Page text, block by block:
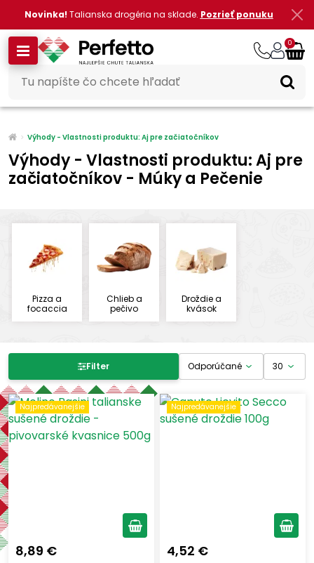
Novinka! Talianska drogéria na sklade. Pozrieť ponuku
0
Výhody - Vlastnosti produktu: Aj pre začiatočníkov
Výhody - Vlastnosti produktu: Aj pre
začiatočníkov - Múky a Pečenie
Pizza a
focaccia
Chlieb a
pečivo
Droždie a
kvások
Filter produktov
Cena
€ -
Filter
Najpredávanejšie
8,89 €
Najpredávanejšie
4,52 €